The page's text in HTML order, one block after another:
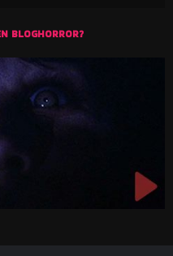
BLOGHORROR?